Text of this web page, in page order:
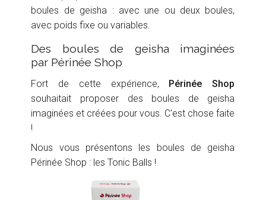
boules de geisha : avec une ou deux boules,
avec poids fixe ou variables.
Des boules de geisha imaginées
par Périnée Shop
Fort de cette expérience, Périnée Shop
souhaitait proposer des boules de geisha
imaginées et créées pour vous. C'est chose faite
!
Nous vous présentons les boules de geisha
Périnée Shop : les Tonic Balls !